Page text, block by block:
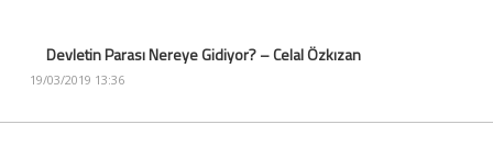
Devletin Parası Nereye Gidiyor? – Celal Özkızan
19/03/2019 13:36